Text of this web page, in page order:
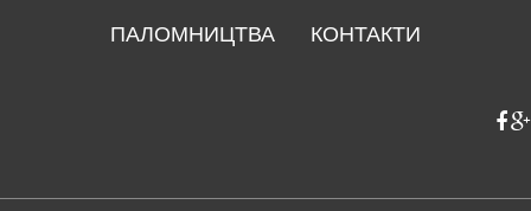
ПАЛОМНИЦТВА
КОНТАКТИ